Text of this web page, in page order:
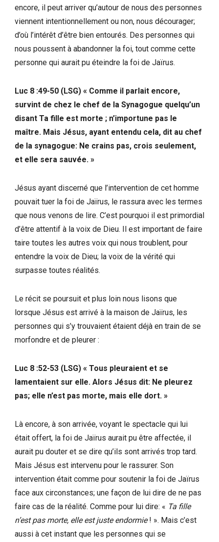
encore, il peut arriver qu’autour de nous des personnes
viennent intentionnellement ou non, nous décourager;
d’où l’intérêt d’être bien entourés. Des personnes qui
nous poussent à abandonner la foi, tout comme cette
personne qui aurait pu éteindre la foi de Jaïrus.
Luc 8 :49-50 (LSG) « Comme il parlait encore,
survint de chez le chef de la Synagogue quelqu’un
disant Ta fille est morte ; n’importune pas le
maître. Mais Jésus, ayant entendu cela, dit au chef
de la synagogue: Ne crains pas, crois seulement,
et elle sera sauvée. »
Jésus ayant discerné que l’intervention de cet homme
pouvait tuer la foi de Jaïrus, le rassura avec les termes
que nous venons de lire. C’est pourquoi il est primordial
d’être attentif à la voix de Dieu. Il est important de faire
taire toutes les autres voix qui nous troublent, pour
entendre la voix de Dieu; la voix de la vérité qui
surpasse toutes réalités.
Le récit se poursuit et plus loin nous lisons que
lorsque Jésus est arrivé à la maison de Jaïrus, les
personnes qui s’y trouvaient étaient déjà en train de se
morfondre et de pleurer :
Luc 8 :52-53 (LSG) « Tous pleuraient et se
lamentaient sur elle. Alors Jésus dit: Ne pleurez
pas; elle n’est pas morte, mais elle dort. »
Là encore, à son arrivée, voyant le spectacle qui lui
était offert, la foi de Jaïrus aurait pu être affectée, il
aurait pu douter et se dire qu’ils sont arrivés trop tard.
Mais Jésus est intervenu pour le rassurer. Son
intervention était comme pour soutenir la foi de Jaïrus
face aux circonstances; une façon de lui dire de ne pas
faire cas de la réalité. Comme pour lui dire: « Ta fille
n’est pas morte, elle est juste endormie! ». Mais c’est
aussi à cet instant que les personnes qui se